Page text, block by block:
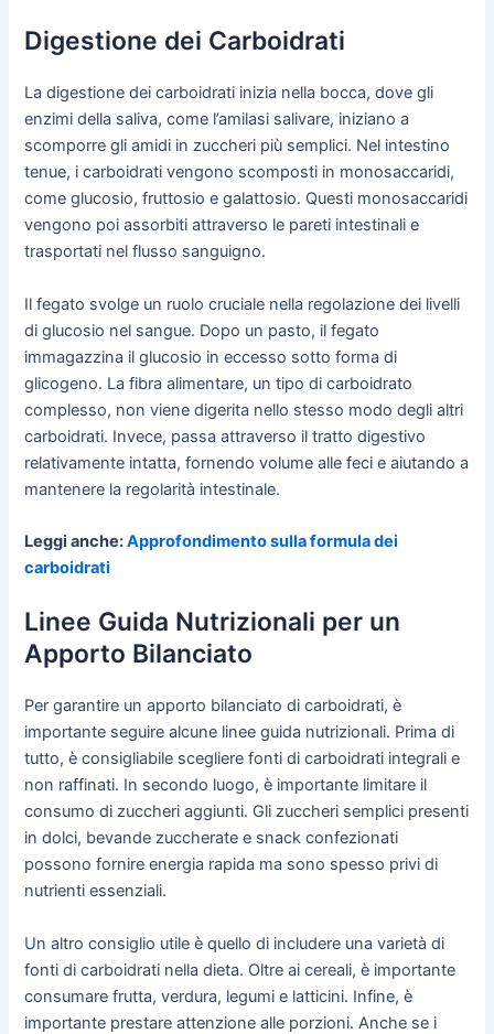
Digestione dei Carboidrati
La digestione dei carboidrati inizia nella bocca, dove gli
enzimi della saliva, come l’amilasi salivare, iniziano a
scomporre gli amidi in zuccheri più semplici. Nel intestino
tenue, i carboidrati vengono scomposti in monosaccaridi,
come glucosio, fruttosio e galattosio. Questi monosaccaridi
vengono poi assorbiti attraverso le pareti intestinali e
trasportati nel flusso sanguigno.
Il fegato svolge un ruolo cruciale nella regolazione dei livelli
di glucosio nel sangue. Dopo un pasto, il fegato
immagazzina il glucosio in eccesso sotto forma di
glicogeno. La fibra alimentare, un tipo di carboidrato
complesso, non viene digerita nello stesso modo degli altri
carboidrati. Invece, passa attraverso il tratto digestivo
relativamente intatta, fornendo volume alle feci e aiutando a
mantenere la regolarità intestinale.
Leggi anche:Approfondimento sulla formula dei
carboidrati
Linee Guida Nutrizionali per un
Apporto Bilanciato
Per garantire un apporto bilanciato di carboidrati, è
importante seguire alcune linee guida nutrizionali. Prima di
tutto, è consigliabile scegliere fonti di carboidrati integrali e
non raffinati. In secondo luogo, è importante limitare il
consumo di zuccheri aggiunti. Gli zuccheri semplici presenti
in dolci, bevande zuccherate e snack confezionati
possono fornire energia rapida ma sono spesso privi di
nutrienti essenziali.
Un altro consiglio utile è quello di includere una varietà di
fonti di carboidrati nella dieta. Oltre ai cereali, è importante
consumare frutta, verdura, legumi e latticini. Infine, è
importante prestare attenzione alle porzioni. Anche se i